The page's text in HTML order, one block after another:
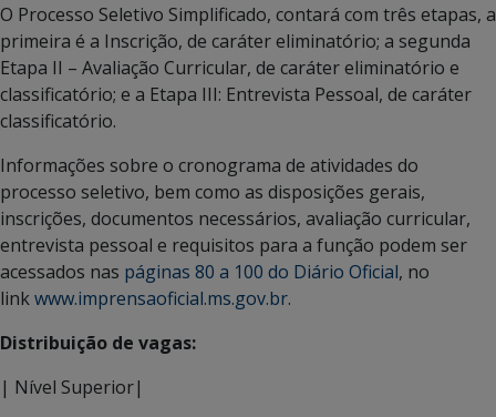
O Processo Seletivo Simplificado, contará com três etapas, a
primeira é a Inscrição, de caráter eliminatório; a segunda
Etapa II – Avaliação Curricular, de caráter eliminatório e
classificatório; e a Etapa III: Entrevista Pessoal, de caráter
classificatório.
Informações sobre o cronograma de atividades do
processo seletivo, bem como as disposições gerais,
inscrições, documentos necessários, avaliação curricular,
entrevista pessoal e requisitos para a função podem ser
acessados nas páginas 80 a 100 do Diário Oficial, no
linkwww.imprensaoficial.ms.gov.br.
Distribuição de vagas:
| Nível Superior|